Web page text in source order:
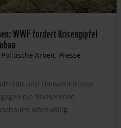
WWF fordert Krisengipfel
Politische Arbeit, Presse-
und Umweltminister
die Wasserkrise
wäre völlig